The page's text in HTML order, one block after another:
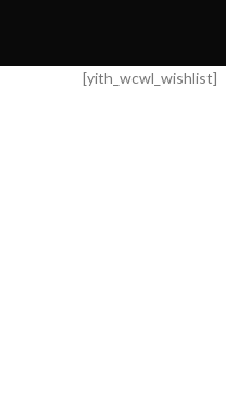
[yith_wcwl_wishlist]